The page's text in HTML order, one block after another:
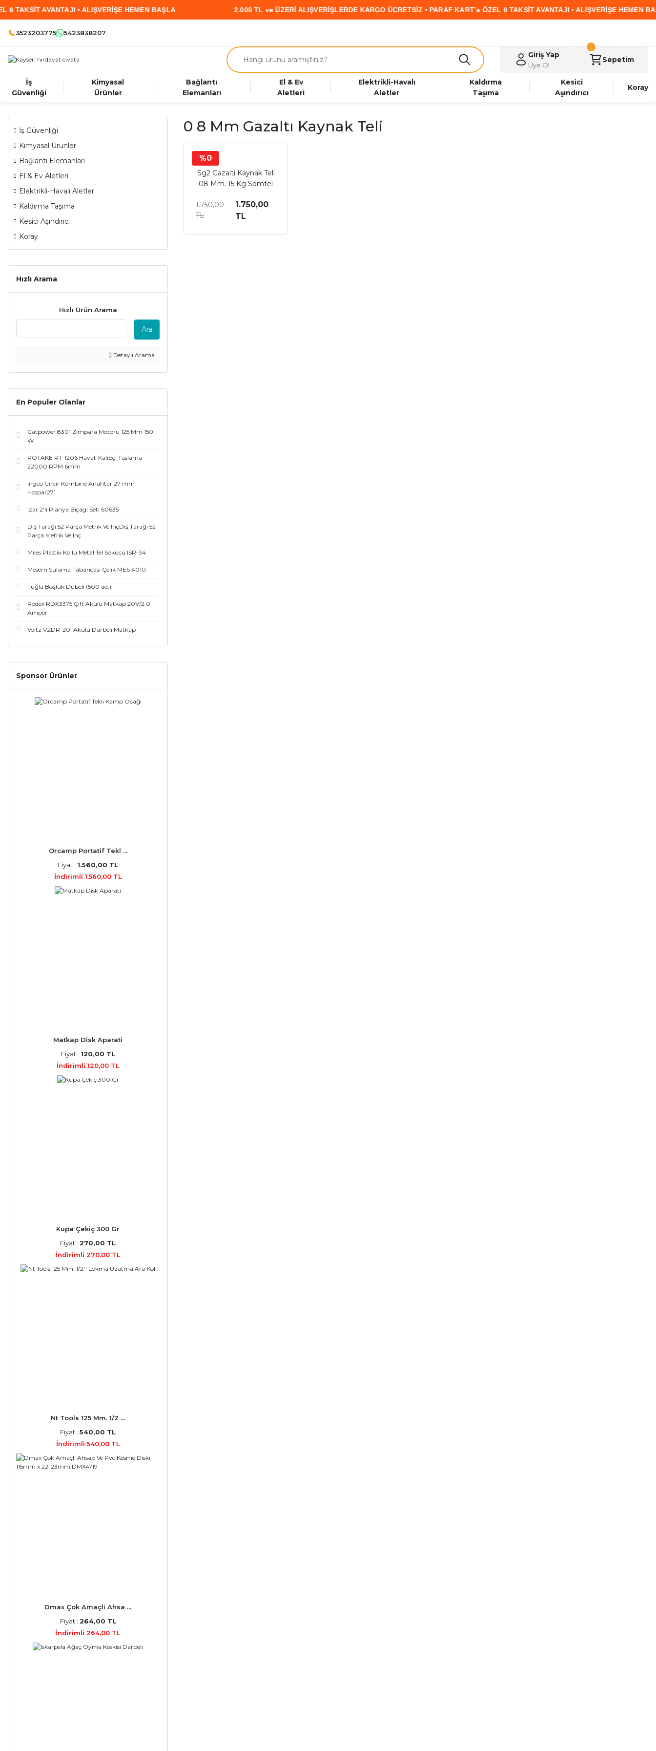
• ALIŞVERİŞE HEMEN BAŞLA 2.000 TL ve ÜZERİ ALIŞVERİŞLERDE KARGO ÜCRETSİZ • PARAF KART’a ÖZEL 6 TAKSİT AVANTAJI • ALIŞVERİŞE HEMEN BAŞLA
3523203775 5423838207
Giriş Yap
Üye Ol
Sepetim
İş
Güvenliği
Kimyasal
Ürünler
Bağlantı
Elemanları
El & Ev
Aletleri
Elektrikli-Havalı
Aletler
Kaldırma
Taşıma
Kesici
Aşındırıcı
Koray
İş Güvenliği
Kimyasal Ürünler
Bağlantı Elemanları
El & Ev Aletleri
Elektrikli-Havalı Aletler
Kaldırma Taşıma
Kesici Aşındırıcı
Koray
Hızlı Arama
Hızlı Ürün Arama
Ara
Detaylı Arama
En Populer Olanlar
Catpower 8301 Zımpara Motoru 125 Mm 150
W
ROTAKE RT-1206 Havali Kalipçi Taslama
22000 RPM 6mm
Ingco Circir Kombine Anahtar 27 mm
Hcspar271
Izar 2'li Planya Biçagi Seti 60635
Diş Tarağı 52 Parça Metrik Ve InçDiş Tarağı 52
Parça Metrik Ve Inç
Miles Plastik Kollu Metal Tel Sökücü ISR-34
Mesem Sulama Tabancasi Çelik MES 4010
Tuğla Boşluk Dübeli (500 ad.)
Rodex RDX3375 Çift Akülü Matkap 20V/2.0
Amper
Voltz VZDR-20I Akülü Darbeli Matkap
Sponsor Ürünler
Orcamp Portatif Tekl ...
Fiyat : 1.560,00 TL
İndirimli 1.560,00 TL
Matkap Disk Aparati
Fiyat : 120,00 TL
İndirimli 120,00 TL
Kupa Çekiç 300 Gr
Fiyat : 270,00 TL
İndirimli 270,00 TL
Nt Tools 125 Mm. 1/2 ...
Fiyat : 540,00 TL
İndirimli 540,00 TL
Dmax Çok Amaçli Ahsa ...
Fiyat : 264,00 TL
İndirimli 264,00 TL
0 8 Mm Gazaltı Kaynak Teli
%0
Sg2 Gazalti Kaynak Teli
08 Mm. 15 Kg Somtel
1.750,00
TL
1.750,00
TL